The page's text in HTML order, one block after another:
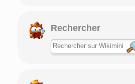
Rechercher